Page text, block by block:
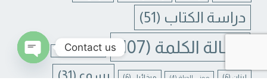
دراسة الكتاب (51)
رسالة الكلمة (107) غفران الخطايا
لبنان (6) معنى الحياة (4) ميخائيل (6) يسوع (31)
Contact us